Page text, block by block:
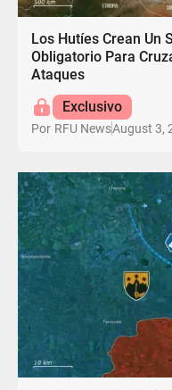
Los Hutíes Crean Un
Obligatorio Para
Ataques
Exclusivo
Por RFU NewsAugust 3,